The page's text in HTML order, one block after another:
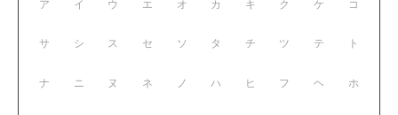
ア イ ウ エ オ
サ シ ス セ ソ
ナ ニ ヌ ネ ノ
カ キ ク ケ コ
タ チ ツ テ ト
ハ ヒ フ ヘ ホ